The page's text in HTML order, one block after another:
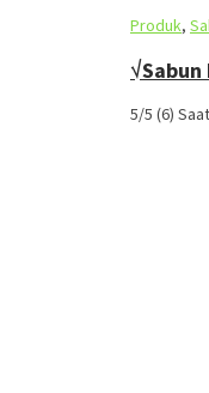
Produk,
5/5 (6)